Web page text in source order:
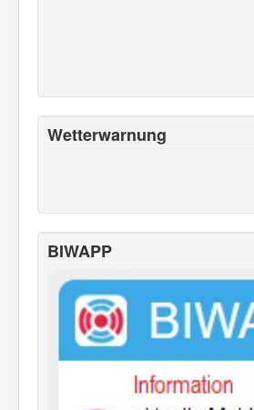
Wetterwarnung
BIWAPP